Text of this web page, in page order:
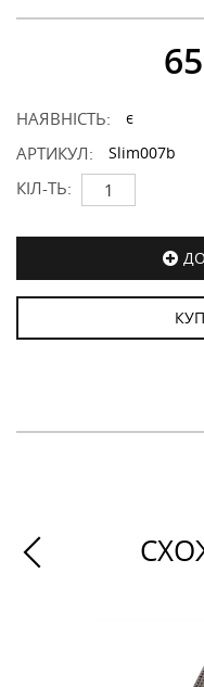
НАЯВНІСТЬ: є
АРТИКУЛ: Slim007b
КІЛ-ТЬ: